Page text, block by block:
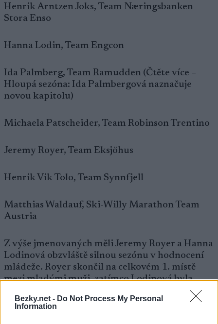
Bezky.net - Do Not Process My Personal
Information
Henrik Arntzen Joks, Team Næringsbanken
Stora Enso
Hanna Lodin, Team Engcon
Ida Palmberg, Team Ramudden (Čtěte více –
Hloupá sezóna: Ida Palmbergová naznačuje
novou kapitolu)
Michaela Patscheider, Team Robinson Trentino
Jeremy Royer, Team Eksjöhus
Henrik Vik Tolo, Team Synnfjell
Matthias Waldauf, Ski-Willy Marathon Team
Austria
Z výše jmenovaných měli Jeremy Royer a Hanna
Lodinová obzvláště silnou sezónu v hodnocení
mládeže. Royer skončil na celkovém 1. místě
mezi mladými muži, zatímco Lodinová byla